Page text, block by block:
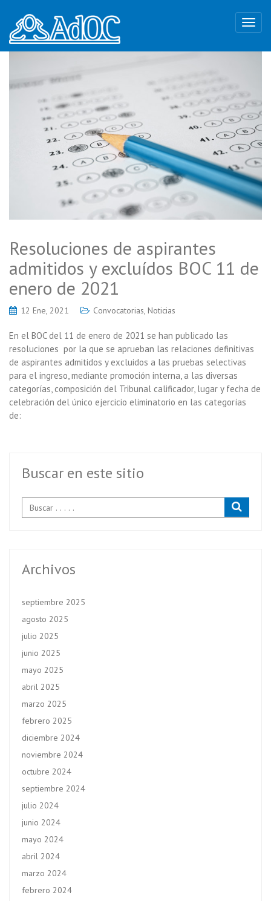
Resoluciones de aspirantes
admitidos y excluídos BOC 11 de
enero de 2021
12 Ene, 2021 Convocatorias, Noticias
En el BOC del 11 de enero de 2021 se han publicado las
resoluciones por la que se aprueban las relaciones definitivas
de aspirantes admitidos y excluidos a las pruebas selectivas
para el ingreso, mediante promoción interna, a las diversas
categorías, composición del Tribunal calificador, lugar y fecha de
celebración del único ejercicio eliminatorio en las categorías
de:
Buscar en este sitio
Archivos
septiembre 2025
agosto 2025
julio 2025
junio 2025
mayo 2025
abril 2025
marzo 2025
febrero 2025
diciembre 2024
noviembre 2024
octubre 2024
septiembre 2024
julio 2024
junio 2024
mayo 2024
abril 2024
marzo 2024
febrero 2024